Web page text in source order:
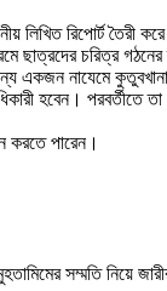
লিখিত রিপোর্ট তৈরী
ছাত্রদের চরিত্র
একজন নাযেমে
হবেন।
করতে পারেন।
সম্মতি নিয়ে